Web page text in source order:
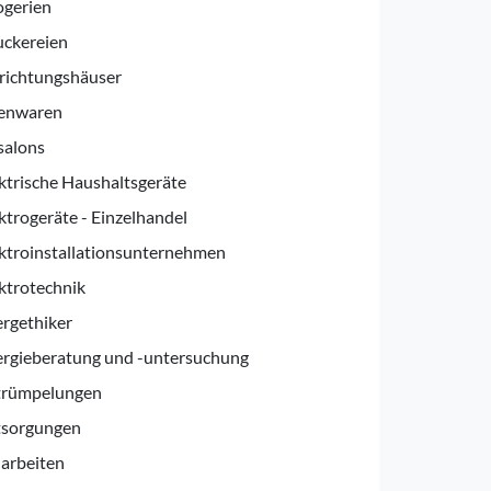
Haushaltsgeräte
- Einzelhandel
und -untersuchung